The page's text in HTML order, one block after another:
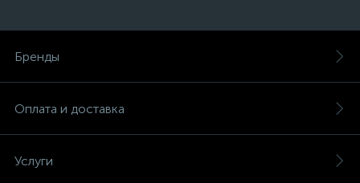
Бренды
Оплата и доставка
Услуги